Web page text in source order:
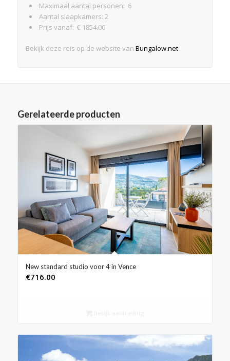
Maximaal aantal personen: 6
Aantal slaapkamers: 2
Prijs vanaf: € 1854.00
Bekijk deze reis op de website van Bungalow.net
Gerelateerde producten
New standard studio voor 4 in Vence
€716.00